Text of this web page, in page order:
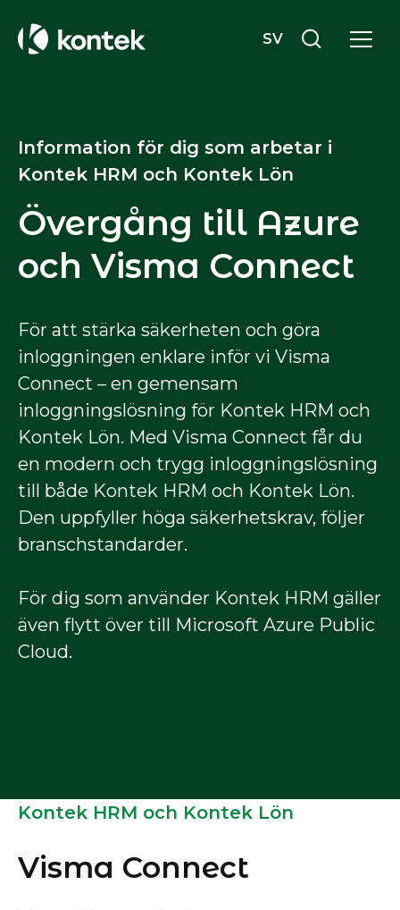
SV
Information för dig som arbetar i
Kontek HRM och Kontek Lön
Övergång till Azure
och Visma Connect
För att stärka säkerheten och göra
inloggningen enklare inför vi Visma
Connect – en gemensam
inloggningslösning för Kontek HRM och
Kontek Lön. Med Visma Connect får du
en modern och trygg inloggningslösning
till både Kontek HRM och Kontek Lön.
Den uppfyller höga säkerhetskrav, följer
branschstandarder.
För dig som använder Kontek HRM gäller
även flytt över till Microsoft Azure Public
Cloud.
Kontek HRM och Kontek Lön
Visma Connect